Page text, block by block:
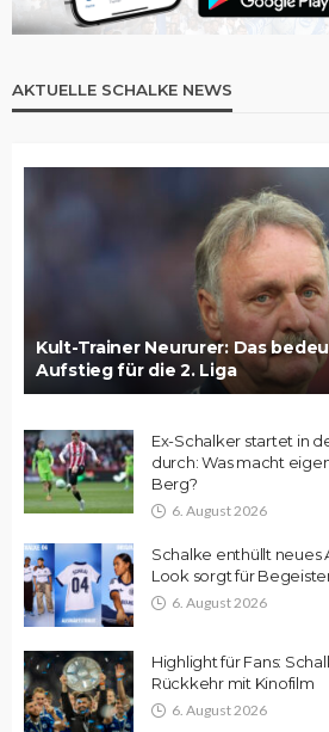
AKTUELLE SCHALKE NEWS
Kult-Trainer Neururer: Das
Aufstieg für die 2. Liga
Ex-Schalker startet in
durch: Was macht
Berg?
6. August 2026
Schalke enthüllt neues
Look sorgt für
6. August 2026
Highlight für Fans:
Rückkehr mit Kinofilm
6. August 2026